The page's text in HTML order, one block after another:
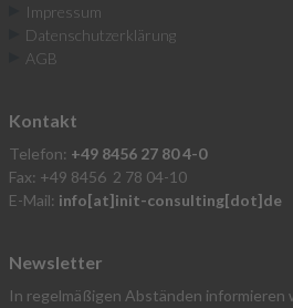
Impressum
Datenschutzerklärung
AGB
Kontakt
Telefon: +49 8456 27 80 4-0
Fax: +49 8456 2 78 04-10
E-Mail: info[at]init-consulting[dot]de
Newsletter
In regelmäßigen Abständen informieren